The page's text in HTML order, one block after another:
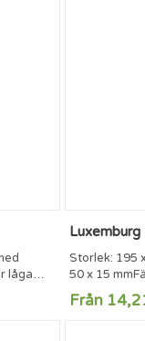
låga
Luxemburg
Storlek: 195
50 x 15
Från